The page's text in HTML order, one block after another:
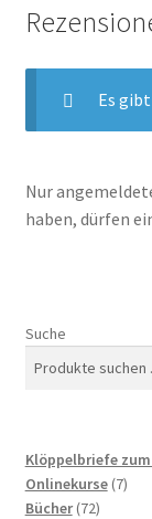
Es
Nur
haben, dürfen
Suche
Klöppelbriefe
Onlinekurse 77
Bücher 7272